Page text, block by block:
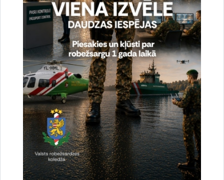
1996.gada 30.jūlija bataljona vadība uzticēta
pulkvežleitnantam (patreiz ģenerālim) Ivaram Zālītim
Pulkvedis Ēvalds Mekšs Daugavpils pārvaldi vadīja no
2002. gada 18.oktobra
No 2005. gada 27. jūlija pārvaldes priekšnieks bija
pulkvedis Leonards Doņikis
No 2008. gada 1. februāra līdz 2011.gada 29.martam
Daugavpils pārvaldes priekšnieks bija pulkvedis Jurijs
Kokins
No 2011.gada 9.maija līdz 2023.gada 31.decembrim
pārvaldes priekšnieks bija pulkvedis Oļegs Tribis
No 2024.gada 1.janvāra līdz 2025. gada 31.oktobrim
Daugavpils pārvaldes priekšnieks bija pulkvedis Raimonds